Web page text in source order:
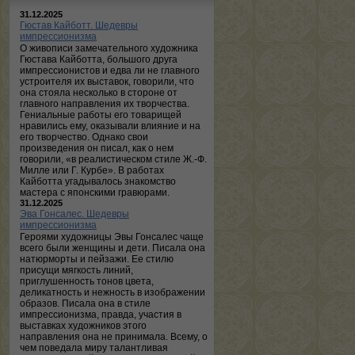
31.12.2025
Гюстав Кайботт. Шедевры
импрессионизма
О живописи замечательного художника
Гюстава Кайботта, большого друга
импрессионистов и едва ли не главного
устроителя их выставок, говорили, что
она стояла несколько в стороне от
главного направления их творчества.
Гениальные работы его товарищей
нравились ему, оказывали влияние и на
его творчество. Однако свои
произведения он писал, как о нем
говорили, «в реалистическом стиле Ж.-Ф.
Милле или Г. Курбе». В работах
Кайботта угадывалось знакомство
мастера с японскими гравюрами.
31.12.2025
Эва Гонсалес. Шедевры
импрессионизма
Героями художницы Эвы Гонсалес чаще
всего были женщины и дети. Писала она
натюрморты и пейзажи. Ее стилю
присущи мягкость линий,
приглушенность тонов цвета,
деликатность и нежность в изображении
образов. Писала она в стиле
импрессионизма, правда, участия в
выставках художников этого
направления она не принимала. Всему, о
чем поведала миру талантливая